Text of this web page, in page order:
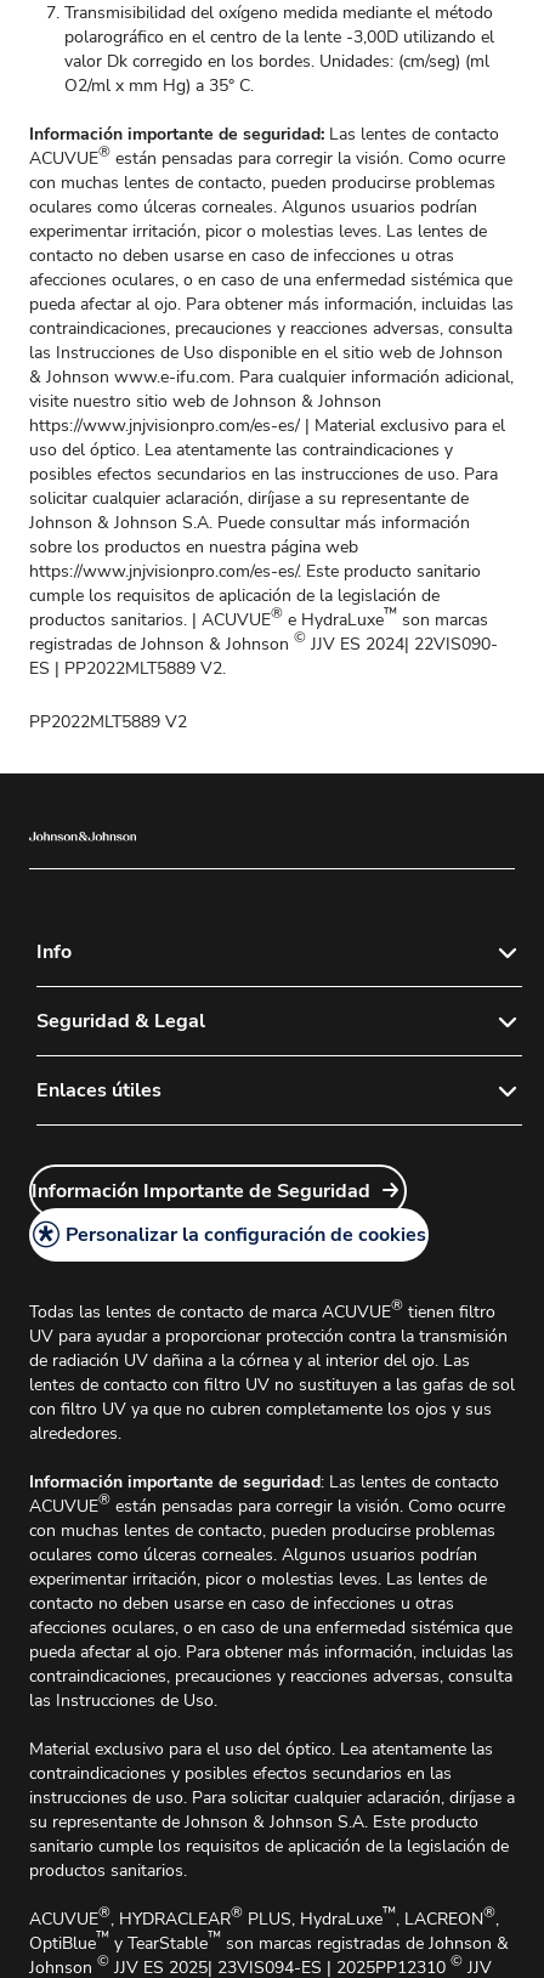
Transmisibilidad del oxígeno medida mediante el método
polarográfico en el centro de la lente -3,00D utilizando el
valor Dk corregido en los bordes. Unidades: (cm/seg) (ml
O2/ml x mm Hg) a 35° C.
Información importante de seguridad: Las lentes de contacto
ACUVUE® están pensadas para corregir la visión. Como ocurre
con muchas lentes de contacto, pueden producirse problemas
oculares como úlceras corneales. Algunos usuarios podrían
experimentar irritación, picor o molestias leves. Las lentes de
contacto no deben usarse en caso de infecciones u otras
afecciones oculares, o en caso de una enfermedad sistémica que
pueda afectar al ojo. Para obtener más información, incluidas las
contraindicaciones, precauciones y reacciones adversas, consulta
las Instrucciones de Uso disponible en el sitio web de Johnson
& Johnson www.e-ifu.com. Para cualquier información adicional,
visite nuestro sitio web de Johnson & Johnson
https://www.jnjvisionpro.com/es-es/ | Material exclusivo para el
uso del óptico. Lea atentamente las contraindicaciones y
posibles efectos secundarios en las instrucciones de uso. Para
solicitar cualquier aclaración, diríjase a su representante de
Johnson & Johnson S.A. Puede consultar más información
sobre los productos en nuestra página web
https://www.jnjvisionpro.com/es-es/. Este producto sanitario
cumple los requisitos de aplicación de la legislación de
productos sanitarios. | ACUVUE® e HydraLuxe™ son marcas
registradas de Johnson & Johnson © JJV ES 2024| 22VIS090-
ES | PP2022MLT5889 V2.
PP2022MLT5889 V2
Info
Contacto
Sitemap
Seguridad & Legal
Política de Privacidad
Aviso Legal
Instrucciones de Uso
Información Importante de Seguridad
Política de Cookies
Enlaces útiles
Inicio de sesión de Atención al cliente
Asuntos Médicos e Información Médica
Información Importante de Seguridad
Personalizar la configuración de cookies
Todas las lentes de contacto de marca ACUVUE® tienen filtro
UV para ayudar a proporcionar protección contra la transmisión
de radiación UV dañina a la córnea y al interior del ojo. Las
lentes de contacto con filtro UV no sustituyen a las gafas de sol
con filtro UV ya que no cubren completamente los ojos y sus
alrededores.
Información importante de seguridad: Las lentes de contacto
ACUVUE® están pensadas para corregir la visión. Como ocurre
con muchas lentes de contacto, pueden producirse problemas
oculares como úlceras corneales. Algunos usuarios podrían
experimentar irritación, picor o molestias leves. Las lentes de
contacto no deben usarse en caso de infecciones u otras
afecciones oculares, o en caso de una enfermedad sistémica que
pueda afectar al ojo. Para obtener más información, incluidas las
contraindicaciones, precauciones y reacciones adversas, consulta
las Instrucciones de Uso.
Material exclusivo para el uso del óptico. Lea atentamente las
contraindicaciones y posibles efectos secundarios en las
instrucciones de uso. Para solicitar cualquier aclaración, diríjase a
su representante de Johnson & Johnson S.A. Este producto
sanitario cumple los requisitos de aplicación de la legislación de
productos sanitarios.
ACUVUE®, HYDRACLEAR® PLUS, HydraLuxe™, LACREON®,
OptiBlue™ y TearStable™ son marcas registradas de Johnson &
Johnson © JJV ES 2025| 23VIS094-ES | 2025PP12310 © JJV